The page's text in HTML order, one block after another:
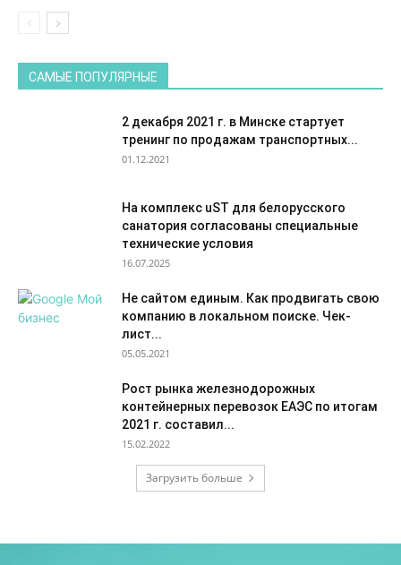
САМЫЕ ПОПУЛЯРНЫЕ
2 декабря 2021 г. в Минске стартует
тренинг по продажам транспортных...
01.12.2021
На комплекс uST для белорусского
санатория согласованы специальные
технические условия
16.07.2025
Не сайтом единым. Как продвигать свою
компанию в локальном поиске. Чек-
лист...
05.05.2021
Рост рынка железнодорожных
контейнерных перевозок ЕАЭС по итогам
2021 г. составил...
15.02.2022
Загрузить больше